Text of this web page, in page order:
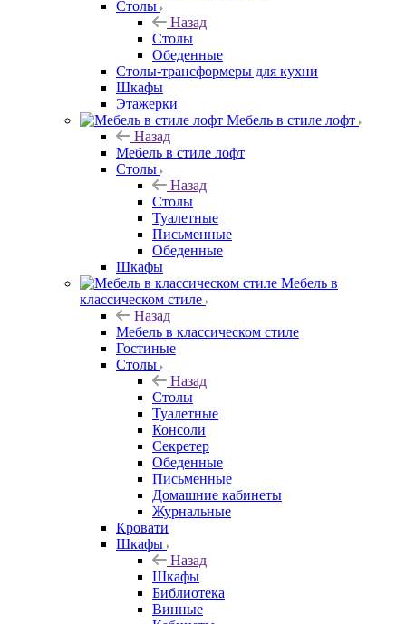
Столы
Назад
Столы
Обеденные
Столы-трансформеры для кухни
Шкафы
Этажерки
Мебель в стиле лофт
Назад
Мебель в стиле лофт
Столы
Назад
Столы
Туалетные
Письменные
Обеденные
Шкафы
Мебель в
классическом стиле
Назад
Мебель в классическом стиле
Гостиные
Столы
Назад
Столы
Туалетные
Консоли
Секретер
Обеденные
Письменные
Домашние кабинеты
Журнальные
Кровати
Шкафы
Назад
Шкафы
Библиотека
Винные